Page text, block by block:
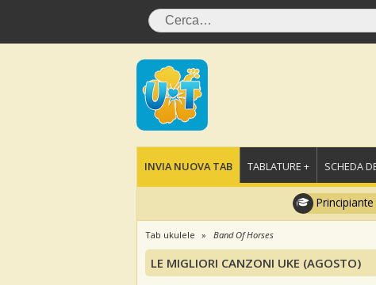
INVIA NUOVA TAB TABLATURE + SCHEDA
Tab ukulele Band Of Horses
LE MIGLIORI CANZONI UKE (AGOSTO)